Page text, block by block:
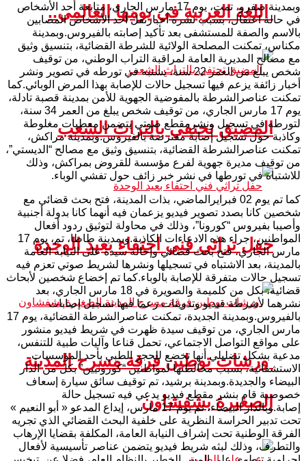
اللغة العربية في يومها العالمي..
المضيق تحتفي بالتراث الشعب
حفل تراثي فني احتفاء بعيد الوحدة
ورشات توطين فرقة مسرح المدينة
الصغيرة بشفشاون
وبمدينة صفرو، تمت، يوم 17 مارس الجاري، متابعة أحد الأشخاص
في حالة اعتقال، بسبب نشره أخبارنقل أحد الأشخاص المصابين
بالاسم والصفة للمستشفى بعد تأكيد إصابته بالفيروس.وبمدينة
مكناس، تمكنت المصلحة الولائية للشرطة القضائية، بتنسيق وثيق
مع مصالح المديرية العامة لمراقبة التراب الوطني، من توقيف
شخص يبلغ من العمر 22 سنة، يشتبه في تورطه في تصوير ونشر
أخبار زائفة يزعم فيها تسجيل حالات للإصابة بهذا المرض الوبائي.كما
تمكنت عناصرالشرطة بالمفوضية الجهوية للأمن بمدينة قصبة تادلة،
يوم 17 مارس الجاري، من توقيف شخص يبلغ من العمر 34 سنة،
لتورطه في تسجيل ونشرمقطع صوتي يتضمن معطيات مغلوطة
وكاذبة حول تسجيل إصابة مفترضة بالفيروس.وبمدينة مراكش،
تمكنت عناصرالشرطة القضائية، بتنسيق وثيق مع مصالح “الديستي”،
من توقيف مديرة جهوية لفرع مؤسسة للقروض بمراكش، وذلك
للاشتباه في تورطها في نشر خبر زائف حول تفشي الوباء.
كما تم يوم 02 فبرايرالماضي، بذات المدينة، فتح بحث قضائي مع
شخصين كانا بصدد تصوير فيديو يزعمان فيه أنهما كانا بدولة أجنبية
وأصيبا بفيروس “كورونا”، وذلك في محاولة لتوثيق ردود أفعال
المواطنين، جراء هذه الادعاءات الكاذبة.وبمدينة طاطا، تم، يوم 17
مارس الجاري، فتح بحث قضائي وإحالة سيدة على النيابة العامة
بالمدينة، بعد الاشتباه في تسجيلها ونشرها لشريط صوتي تعزم فيه
تسجيل حالات متفرقة للإصابة بالوباء.كما تم إخضاع شخصين لأبحاث
قضائية، بكل من كلميمة والصويرة في 18 مارس الجاري، بعد
نشرهما لأشرطة فيديو وتدوينات زعما فيها تسجيل إصابات
بالفيروس.وبمدينة الجديدة، تمكنت عناصرالشرطة القضائية، يوم 17
مارس الجاري، من توقيف سيدة ظهرت في شريط فيديو منشور
على مواقع التواصل الاجتماعي، تحمل قناعا وآليات طبية للتنفس،
مدعية بشكل تضليلي أنها تخضع للحجر الطبي بأحد المؤسسات
الاستشفائية، بسبب مخالطتها لمواطنين “كورونيين” بكل من الدار
البيضاء والجديدة.وبمدينة برشيد، تم توقيف سائق سيارة إسعاف
خصوصية قام بنشر مقطع فيديو يدعي فيه تسجيل حالة
إصابة.وبالدار البيضاء، تم يوم 17 مارس، إيداع المدعو « أبو النعيم »
تحت تدبير الحراسة النظرية على خلفية البحث القضائي الذي تجريه
الفرقة الوطنية تحت إشراف النيابة العامة، المكلفة بقضايا الإرهاب
والتطرف، وذلك لبثه شريط فيديو يتضمن عناصر تأسيسية لأفعال